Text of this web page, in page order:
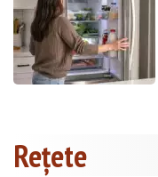
Rețete